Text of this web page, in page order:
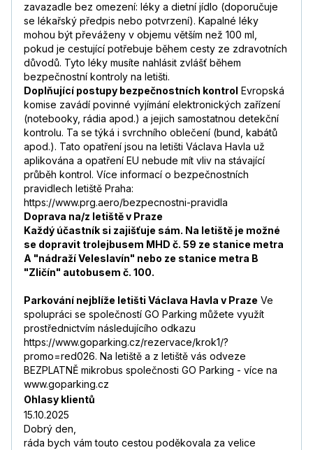
zavazadle bez omezení: léky a dietní jídlo (doporučuje
se lékařský předpis nebo potvrzení). Kapalné léky
mohou být převáženy v objemu větším než 100 ml,
pokud je cestující potřebuje během cesty ze zdravotních
důvodů. Tyto léky musíte nahlásit zvlášť během
bezpečnostní kontroly na letišti.
Doplňující postupy bezpečnostních kontrol Evropská
komise zavádí povinné vyjímání elektronických zařízení
(notebooky, rádia apod.) a jejich samostatnou detekční
kontrolu. Ta se týká i svrchního oblečení (bund, kabátů
apod.). Tato opatření jsou na letišti Václava Havla už
aplikována a opatření EU nebude mít vliv na stávající
průběh kontrol. Více informací o bezpečnostních
pravidlech letiště Praha:
https://www.prg.aero/bezpecnostni-pravidla
Doprava na/z letiště v Praze
Každý účastník si zajišťuje sám. Na letiště je možné
se dopravit trolejbusem MHD č. 59 ze stanice metra
A "nádraží Veleslavín" nebo ze stanice metra B
"Zličín" autobusem č. 100.
Parkování nejblíže letišti Václava Havla v Praze Ve
spolupráci se společností GO Parking můžete využít
prostřednictvím následujícího odkazu
https://www.goparking.cz/rezervace/krok1/?
promo=red026. Na letiště a z letiště vás odveze
BEZPLATNĚ mikrobus společnosti GO Parking - více na
www.goparking.cz
Ohlasy klientů
15.10.2025
Dobrý den,
ráda bych vám touto cestou poděkovala za velice